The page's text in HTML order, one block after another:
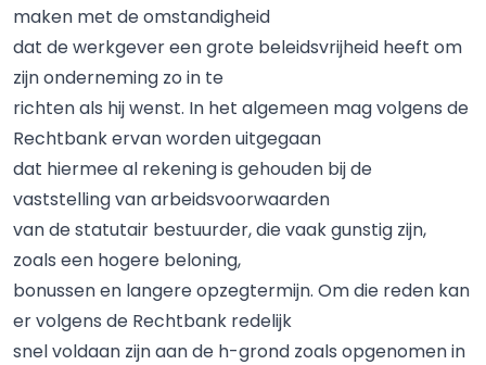
maken met de omstandigheid
dat de werkgever een grote beleidsvrijheid heeft om
zijn onderneming zo in te
richten als hij wenst. In het algemeen mag volgens de
Rechtbank ervan worden uitgegaan
dat hiermee al rekening is gehouden bij de
vaststelling van arbeidsvoorwaarden
van de statutair bestuurder, die vaak gunstig zijn,
zoals een hogere beloning,
bonussen en langere opzegtermijn. Om die reden kan
er volgens de Rechtbank redelijk
snel voldaan zijn aan de h-grond zoals opgenomen in